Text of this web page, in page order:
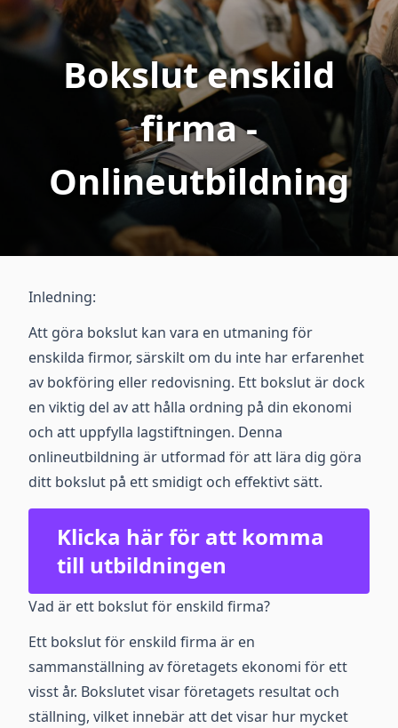
Bokslut enskild
firma -
Onlineutbildning
Inledning:
Att göra bokslut kan vara en utmaning för
enskilda firmor, särskilt om du inte har erfarenhet
av bokföring eller redovisning. Ett bokslut är dock
en viktig del av att hålla ordning på din ekonomi
och att uppfylla lagstiftningen. Denna
onlineutbildning är utformad för att lära dig göra
ditt bokslut på ett smidigt och effektivt sätt.
Klicka här för att komma
till utbildningen
Vad är ett bokslut för enskild firma?
Ett bokslut för enskild firma är en
sammanställning av företagets ekonomi för ett
visst år. Bokslutet visar företagets resultat och
ställning, vilket innebär att det visar hur mycket